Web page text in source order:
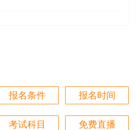
报名条件 报名时间
考试科目 免费直播